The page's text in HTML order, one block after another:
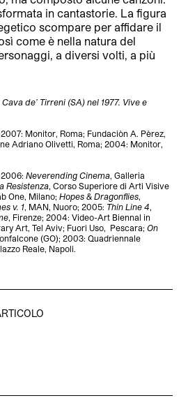
in cantastorie. La figura
scompare per affidare il
come è nella natura del
a diversi volti, a più
de’ Tirreni (SA) nel 1977. Vive e
2007: Monitor, Roma; Fundaciòn A. Pèrez,
Adriano Olivetti, Roma; 2004: Monitor,
2006:Neverending Cinema , Galleria
Resistenza , Corso Superiore di Arti Visive
One, Milano;Hopes & Dragonflies
v. 1 , MAN, Nuoro; 2005: Thin Line 4
, Firenze; 2004: Video-Art Biennal in
Art, Tel Aviv; Fuori Uso,
Pescara;On
(GO); 2003: Quadriennale
Reale, Napoli.